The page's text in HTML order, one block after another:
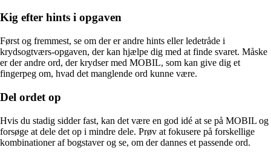
Kig efter hints i opgaven
Først og fremmest, se om der er andre hints eller ledetråde i
krydsogtværs-opgaven, der kan hjælpe dig med at finde svaret. Måske
er der andre ord, der krydser med MOBIL, som kan give dig et
fingerpeg om, hvad det manglende ord kunne være.
Del ordet op
Hvis du stadig sidder fast, kan det være en god idé at se på MOBIL og
forsøge at dele det op i mindre dele. Prøv at fokusere på forskellige
kombinationer af bogstaver og se, om der dannes et passende ord.